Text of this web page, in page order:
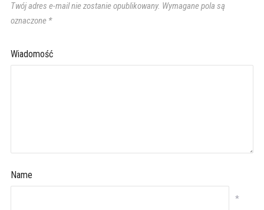
Twój adres e-mail nie zostanie opublikowany. Wymagane pola są
oznaczone *
Wiadomość
Name
*